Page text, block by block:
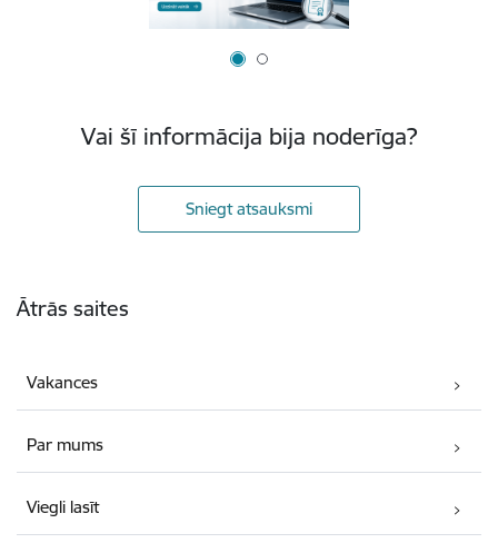
Vai šī informācija bija noderīga?
Sniegt atsauksmi
Ātrās saites
Vakances
Par mums
Viegli lasīt